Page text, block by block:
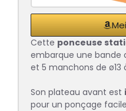
Cette ponceuse
embarque une bande
et 5 manchons de ø13
Son plateau avant est
pour un ponçage